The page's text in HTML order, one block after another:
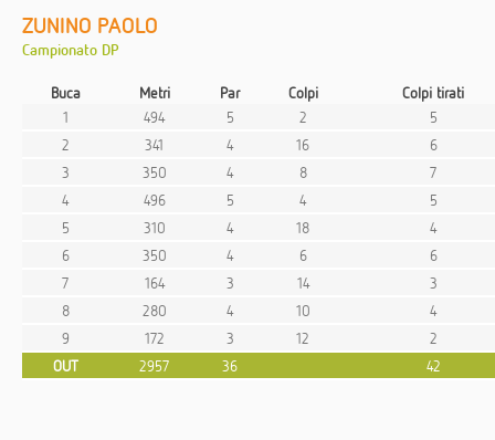
ZUNINO PAOLO
Campionato DP
Buca Metri Par Colpi
Colpi tirati
1
494 5 2
5
2
341 4 16
6
3
350 4 8
7
4
496 5 4
5
5
310 4 18
4
6
350 4 6
6
7
164 3 14
3
8
280 4 10
4
9
172 3 12
2
OUT
2957 36 42